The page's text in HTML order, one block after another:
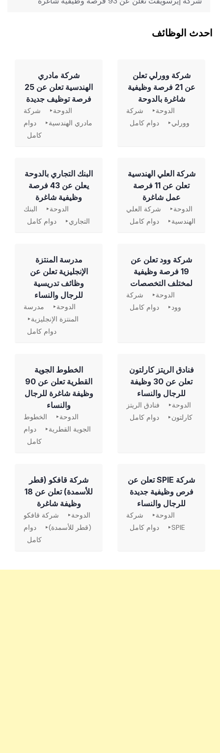
احدث الوظائف
شركة وورلي تعلن
عن 21 فرصة وظيفية
شاغرة بالدوحة
الدوحة
شركة
وورلي
دوام كامل
شركة مادري
الهندسية تعلن عن 25
فرصة توظيف جديدة
الدوحة
شركة
مادري الهندسية
دوام
كامل
شركة العلي الهندسية
تعلن عن 11 فرصة
عمل شاغرة
الدوحة
شركة العلي
الهندسية
دوام كامل
‏البنك التجاري بالدوحة
يعلن عن 43 فرصة
وظيفية شاغرة
الدوحة
البنك
التجاري
دوام كامل
شركة وود تعلن عن
19 فرصة وظيفية
لمختلف التخصصات
الدوحة
شركة
وود
دوام كامل
مدرسة المنتزة
الإنجليزية تعلن عن
وظائف تدريسية
للرجال والنساء
الدوحة
مدرسة
المنتزة الإنجليزية
دوام كامل
فنادق الريتز كارلتون
تعلن عن 30 وظيفة
للرجال والنساء
الدوحة
فنادق الريتز
كارلتون
دوام كامل
الخطوط الجوية
القطرية تعلن عن 90
وظيفة شاغرة للرجال
والنساء
الدوحة
الخطوط
الجوية القطرية
دوام
كامل
شركة SPIE تعلن عن
فرص وظيفية جديدة
للرجال والنساء
الدوحة
شركة
SPIE
دوام كامل
شركة قافكو (قطر
للأسمدة) تعلن عن 18
وظيفة شاغرة
الدوحة
شركة قافكو
(قطر للأسمدة)
دوام
كامل